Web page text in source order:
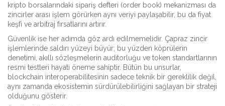
kripto borsalarındaki sipariş defteri (order book) mekanizması da
zincirler arası işlem görürken aynı veriyi paylaşabilir, bu da fiyat
keşfi ve arbitraj fırsatlarını artırır.
Güvenlik ise her adımda göz ardı edilmemelidir. Çapraz zincir
işlemlerinde saldırı yüzeyi büyür; bu yüzden köprülerin
denetimi, akıllı sözleşmelerin auditorluğu ve token standartlarının
resmi testleri hayati öneme sahiptir. Bütün bu unsurlar,
blockchain interoperabilitesinin sadece teknik bir gereklilik değil,
aynı zamanda ekosistemin sürdürülebilirliğini sağlayan bir strateji
olduğunu gösterir.